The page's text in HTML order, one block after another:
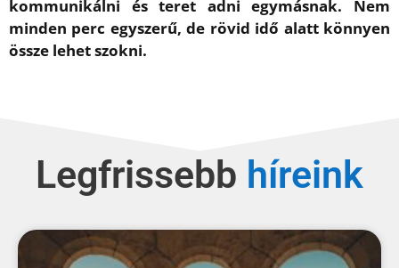
kommunikálni és teret adni egymásnak. Nem
minden perc egyszerű, de rövid idő alatt könnyen
össze lehet szokni.
Legfrissebb